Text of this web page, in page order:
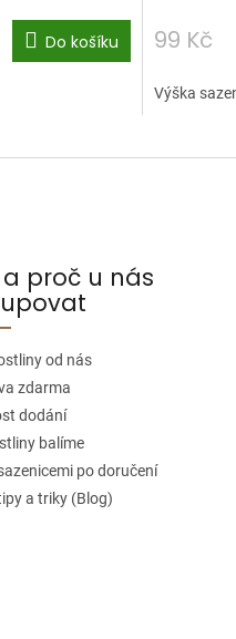
Do košíku 99 Kč
Výška
proč u nás
od nás
zdarma
dodání
balíme
po doručení
a triky (Blog)